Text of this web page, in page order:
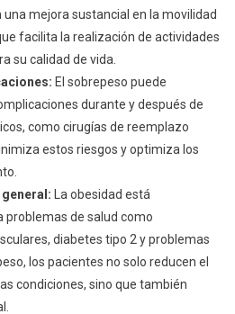
mejora sustancial en la movilidad
facilita la realización de actividades
su calidad de vida.
El sobrepeso puede
durante y después de
como cirugías de reemplazo
estos riesgos y optimiza los
La obesidad está
de salud como
diabetes tipo 2 y problemas
los pacientes no solo reducen el
condiciones, sino que también